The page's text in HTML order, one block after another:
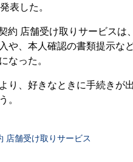
表した。
約 店舗受け取りサービスは
や、本人確認の書類提示な
なった。
り、好きなときに手続きが
。
店舗受け取りサービス